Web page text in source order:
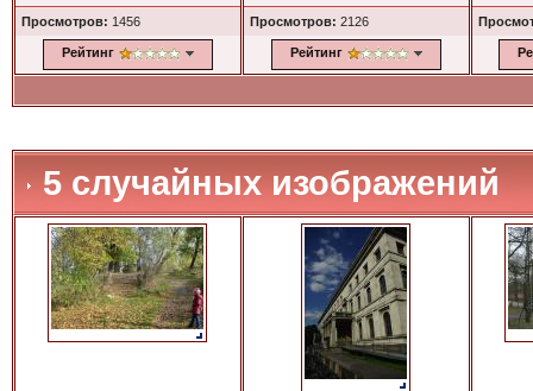
Просмотров: 1456
Рейтинг
Просмотров: 2126
Рейтинг
5 случайных изображений